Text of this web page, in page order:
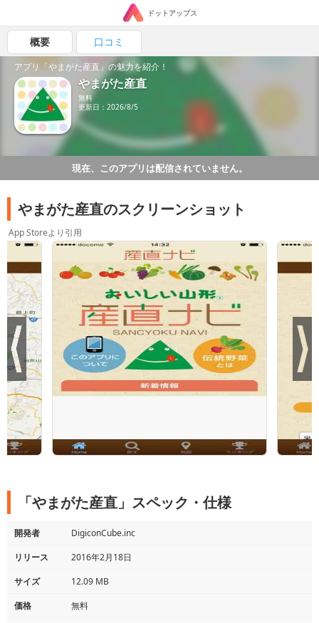
ドットアップス
概要 口コミ
アプリ「やまがた産直」の魅力を紹介！
やまがた産直
無料
更新日：2026/8/5
現在、このアプリは配信されていません。
やまがた産直のスクリーンショット
App Storeより引用
「やまがた産直」スペック・仕様
開発者
DigiconCube.inc
リリース
2016年2月18日
サイズ
12.09 MB
価格
無料